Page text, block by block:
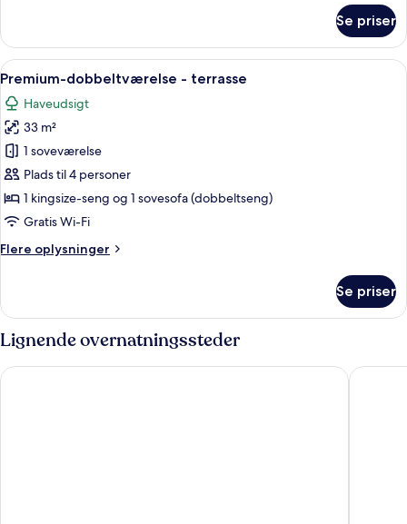
med
dobbeltseng
eller
enkeltsenge
terrasse
Se priser
Indlæs
alle
billeder
af
Premium-
dobbeltværelse
-
terrasse
Et soveværelse med en stor seng, et
19
Premium-dobbeltværelse - terrasse
Haveudsigt
33 m²
1 soveværelse
Plads til 4 personer
1 kingsize-seng og 1 sovesofa (dobbeltseng)
Gratis Wi-Fi
Flere oplysninger
Flere
dobbeltværelse
-
terrasse
Se priser
Lignende overnatningssteder
Griffen Spahotel Hotel